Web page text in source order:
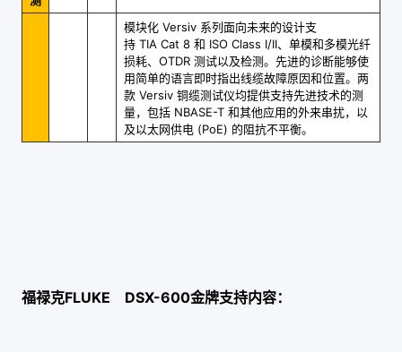
模块化 Versiv 系列面向未来的设计支
持 TIA Cat 8 和 ISO Class I/II、单模和多模光纤
损耗、OTDR 测试以及检测。先进的诊断能够使
用简单的语言即时指出线缆故障原因和位置。两
款 Versiv 铜缆测试仪均提供支持先进技术的测
量，包括 NBASE-T 和其他应用的外来串扰，以
及以太网供电 (PoE) 的阻抗不平衡。
福禄克FLUKE DSX-600金牌支持内容：